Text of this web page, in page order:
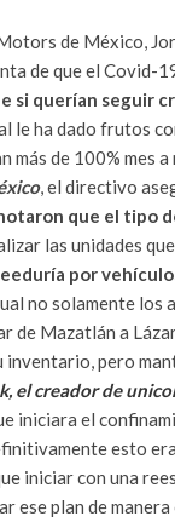
de México,
de que el Covid-
si querían seguir
le ha dado frutos
más de 100% mes a
, el directivo
que el tipo
las unidades
por
no solamente los
de Mazatlán a
inventario, pero
el creador de
iniciara el
esto
iniciar con una
ese plan de manera